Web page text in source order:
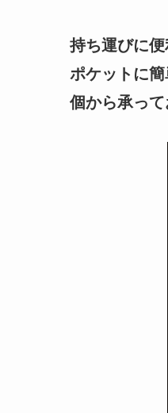
持ち運びに
ポケットに
個から承って